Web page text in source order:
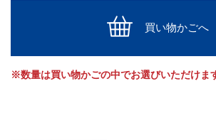
買い物かごへ
※数量は買い物かごの中でお選びいただけま